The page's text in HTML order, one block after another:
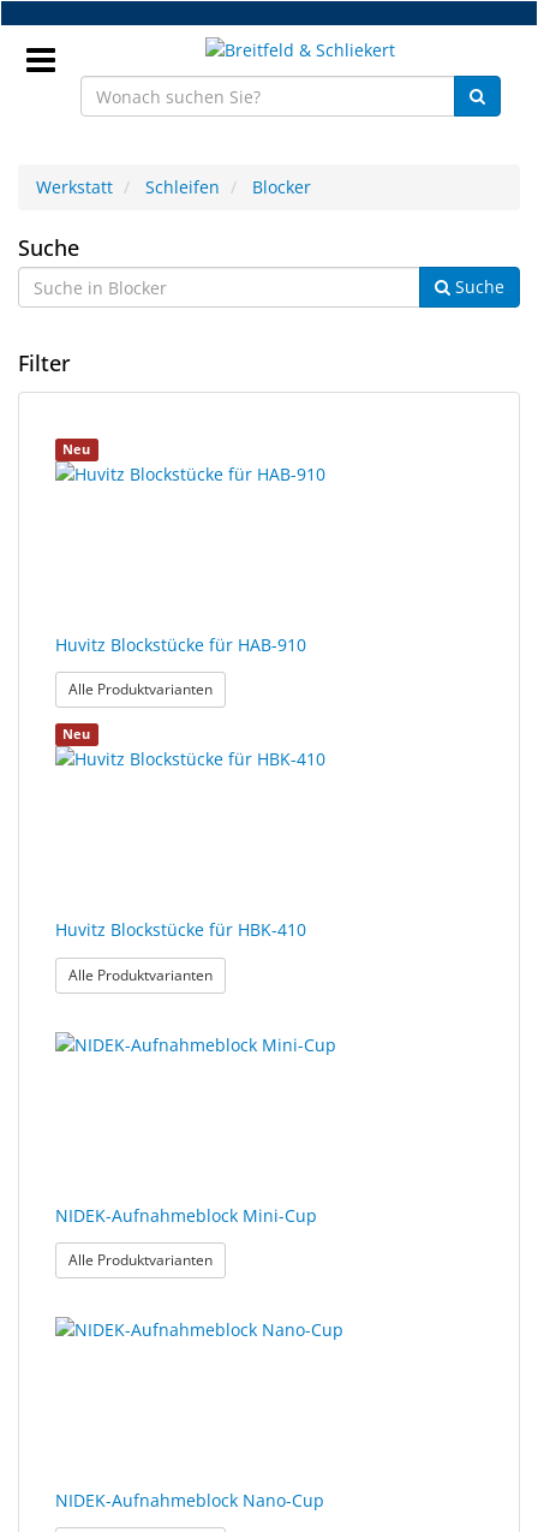
Zum
Hauptinhalt
springen
NEU
Brillenteile
Handelsware
Me
JustMILO
Schleiftechnik
Werkstatt Schleifen Blocker
Blocker
Suche
Suche
Filter
Ergebnisse
Suchergebnisse
gerendert.
Neu
Huvitz Blockstücke für HAB-910
Alle Produktvarianten: Huvitz Blockstücke für HAB-910
Neu
Huvitz Blockstücke für HBK-410
Alle Produktvarianten: Huvitz Blockstücke für HBK-410
NIDEK-Aufnahmeblock Mini-Cup
Alle Produktvarianten: NIDEK-Aufnahmeblock Mini-Cup
NIDEK-Aufnahmeblock Nano-Cup